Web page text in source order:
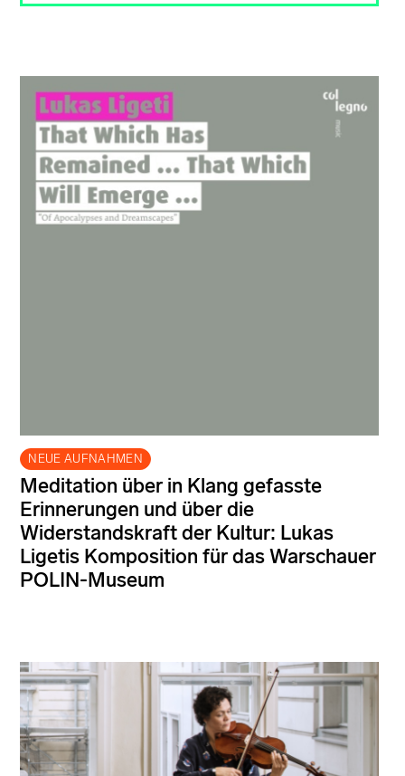
NEUE AUFNAHMEN
Meditation über in Klang gefasste
Erinnerungen und über die
Widerstandskraft der Kultur: Lukas
Ligetis Komposition für das Warschauer
POLIN-Museum